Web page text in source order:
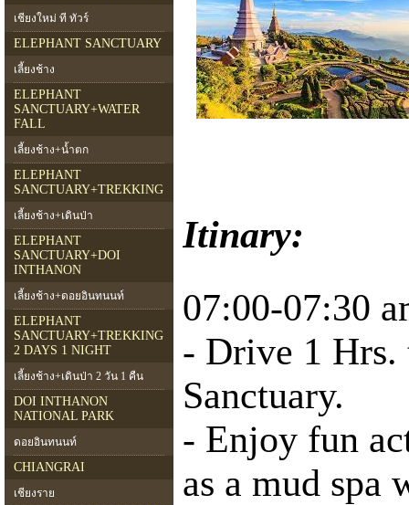
เชียงใหม่ ที ทัวร์
ELEPHANT SANCTUARY
เลี้ยงช้าง
ELEPHANT
SANCTUARY+WATER
FALL
เลี้ยงช้าง+น้ำตก
ELEPHANT
SANCTUARY+TREKKING
เลี้ยงช้าง+เดินป่า
ELEPHANT
SANCTUARY+DOI
INTHANON
เลี้ยงช้าง+ดอยอินทนนท์
ELEPHANT
SANCTUARY+TREKKING
2 DAYS 1 NIGHT
เลี้ยงช้าง+เดินป่า 2 วัน 1 คืน
DOI INTHANON
NATIONAL PARK
ดอยอินทนนท์
CHIANGRAI
เชียงราย
Itinary:
07:00-07:30
- Drive 1 Hrs.
Sanctuary.
- Enjoy fun
as a mud spa